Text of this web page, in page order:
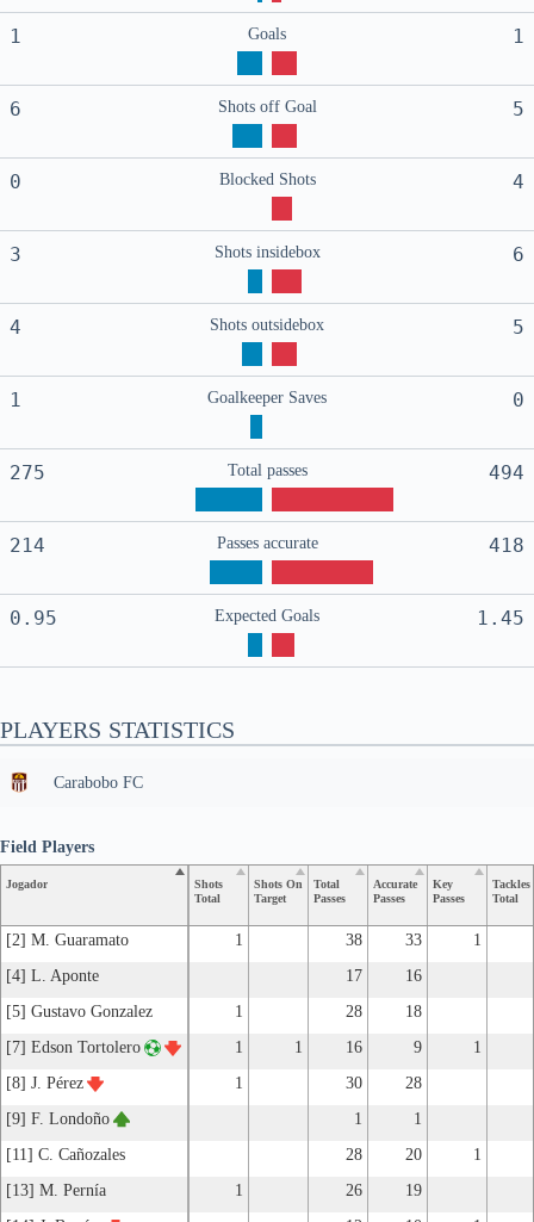
1 Goals 1
6 Shots off Goal 5
0 Blocked Shots 4
3 Shots insidebox 6
4 Shots outsidebox 5
1 Goalkeeper Saves 0
275 Total passes 494
214 Passes accurate 418
0.95 Expected Goals 1.45
PLAYERS STATISTICS
Carabobo FC
Jogador
Shots
Total
Shots On
Target
Total
Passes
Accurate
Passes
Key
Passes
Tackles
Total
[2] M. Guaramato 1 38 33 1
[4] L. Aponte
17 16
[5] Gustavo Gonzalez
1 28 18
[7] Edson Tortolero
1 1 16 9 1
[8] J. Pérez
1 30
28
[9] F. Londoño
1
1
[11] C. Cañozales
28 20 1
[13] M. Pernía
1 26 19
Field Players